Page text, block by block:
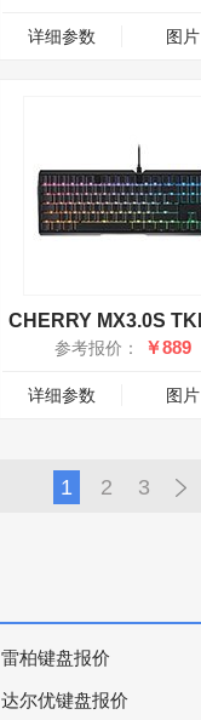
详细参数 图片
参考报价： ￥889
详细参数 图片
1 2 3
雷柏键盘报价
达尔优键盘报价